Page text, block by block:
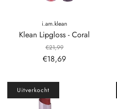
i.am.klean
Klean Lipgloss - Coral
€21,99
€18,69
Uitverkocht